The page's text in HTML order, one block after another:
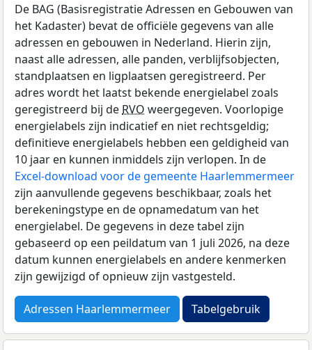
De BAG (Basisregistratie Adressen en Gebouwen van
het Kadaster) bevat de officiële gegevens van alle
adressen en gebouwen in Nederland. Hierin zijn,
naast alle adressen, alle panden, verblijfsobjecten,
standplaatsen en ligplaatsen geregistreerd. Per
adres wordt het laatst bekende energielabel zoals
geregistreerd bij de RVO weergegeven. Voorlopige
energielabels zijn indicatief en niet rechtsgeldig;
definitieve energielabels hebben een geldigheid van
10 jaar en kunnen inmiddels zijn verlopen. In de
Excel-download voor de gemeente Haarlemmermeer
zijn aanvullende gegevens beschikbaar, zoals het
berekeningstype en de opnamedatum van het
energielabel. De gegevens in deze tabel zijn
gebaseerd op een peildatum van 1 juli 2026, na deze
datum kunnen energielabels en andere kenmerken
zijn gewijzigd of opnieuw zijn vastgesteld.
Adressen Haarlemmermeer Tabelgebruik